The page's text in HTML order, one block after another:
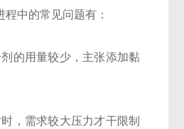
中的常见问题有：
的用量较少，主张添加黏
，需求较大压力才干限制